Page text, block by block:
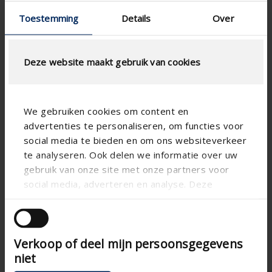
Toestemming Details Over
Deze website maakt gebruik van cookies
We gebruiken cookies om content en
advertenties te personaliseren, om functies voor
social media te bieden en om ons websiteverkeer
te analyseren. Ook delen we informatie over uw
gebruik van onze site met onze partners voor
social media, adverteren en analyse. Deze
andere informatie die u aan ze heeft verstrekt of
die ze hebben verzameld op basis van uw gebruik
van hun services.
Verkoop of deel mijn persoonsgegevens
niet
K-factor (entry)
Estanquiedad con 0 m/s (%)
Estanquiedad con 0,5 m/s
(%)
-
Estanquiedad con 1,0 m/s
(%)
-
Estanquiedad con 1,5 m/s
(%)
Estanquiedad con 2,0 m/s
(%)
-